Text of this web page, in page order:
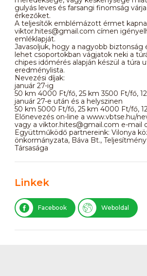
gulyás leves és farsangi finomság
érkezőket.
A teljesítők emblémázott érmet
viktor.hites@gmail.com címen
emléklapját.
Javasoljuk, hogy a nagyobb biztonság
lehet csoportokban vágjatok neki a
chipes időmérés alapján készül a túra
eredménylista.
Nevezési díjak:
január 27-ig
50 km 4000 Ft/fő, 25 km 3500 Ft/fő,
január 27-e után és a helyszinen
50 km 5000 Ft/fő, 25 km 4000 Ft/fő,
Előnevezés on-line a www.vbtse.hu/
vagy a viktor.hites@gmail.com e-mail
Együttműködő partnereink: Vilonya
önkormányzata, Báva Bt.,
Társasága
Linkek
Facebook Weboldal